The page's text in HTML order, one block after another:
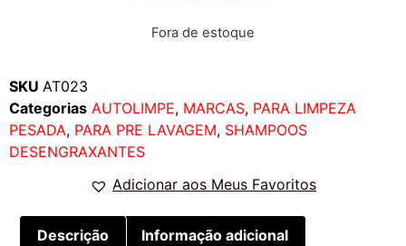
Fora de estoque
SKU AT023
Categorias AUTOLIMPE, MARCAS, PARA LIMPEZA
PESADA, PARA PRE LAVAGEM, SHAMPOOS
DESENGRAXANTES
Adicionar aos Meus Favoritos
Descrição Informação adicional